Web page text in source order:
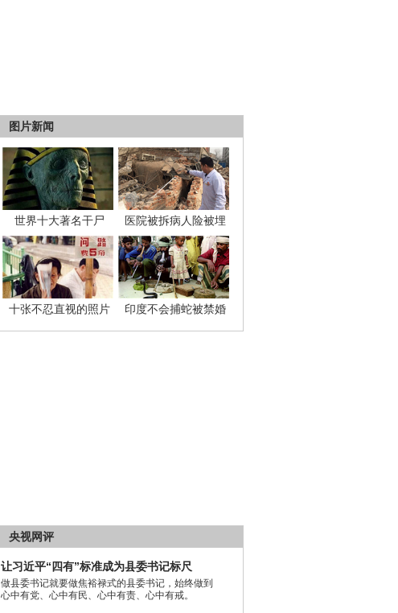
图片新闻
世界十大著名干尸 医院被拆病人险被埋
十张不忍直视的照片 印度不会捕蛇被禁婚
央视网评
让习近平“四有”标准成为县委书记标尺
做县委书记就要做焦裕禄式的县委书记，始终做到
心中有党、心中有民、心中有责、心中有戒。